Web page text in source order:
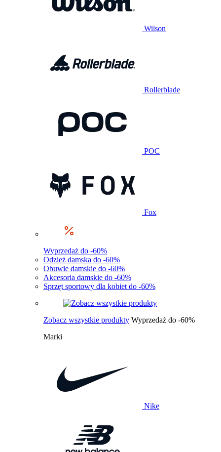
Wilson
Rollerblade
POC
Fox
Wyprzedaż do -60%
Odzież damska do -60%
Obuwie damskie do -60%
Akcesoria damskie do -60%
Sprzęt sportowy dla kobiet do -60%
Zobacz wszystkie produkty Wyprzedaż do -60%
Marki
Nike